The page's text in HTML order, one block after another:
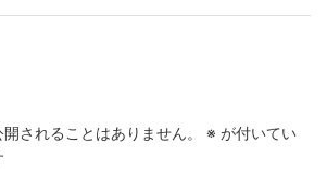
されることはありません。 ※ が付いてい